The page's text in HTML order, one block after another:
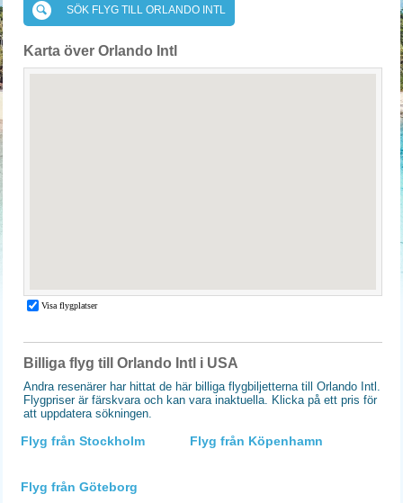
SÖK FLYG TILL ORLANDO INTL
Karta över Orlando Intl
Billiga flyg till Orlando Intl i USA
Andra resenärer har hittat de här billiga flygbiljetterna till Orlando Intl.
Flygpriser är färskvara och kan vara inaktuella. Klicka på ett pris för
att uppdatera sökningen.
Flyg från Stockholm Flyg från Köpenhamn
Flyg från Göteborg